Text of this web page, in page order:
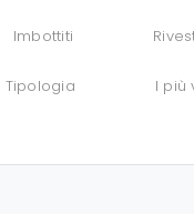
Imbottiti
Tipologia I più